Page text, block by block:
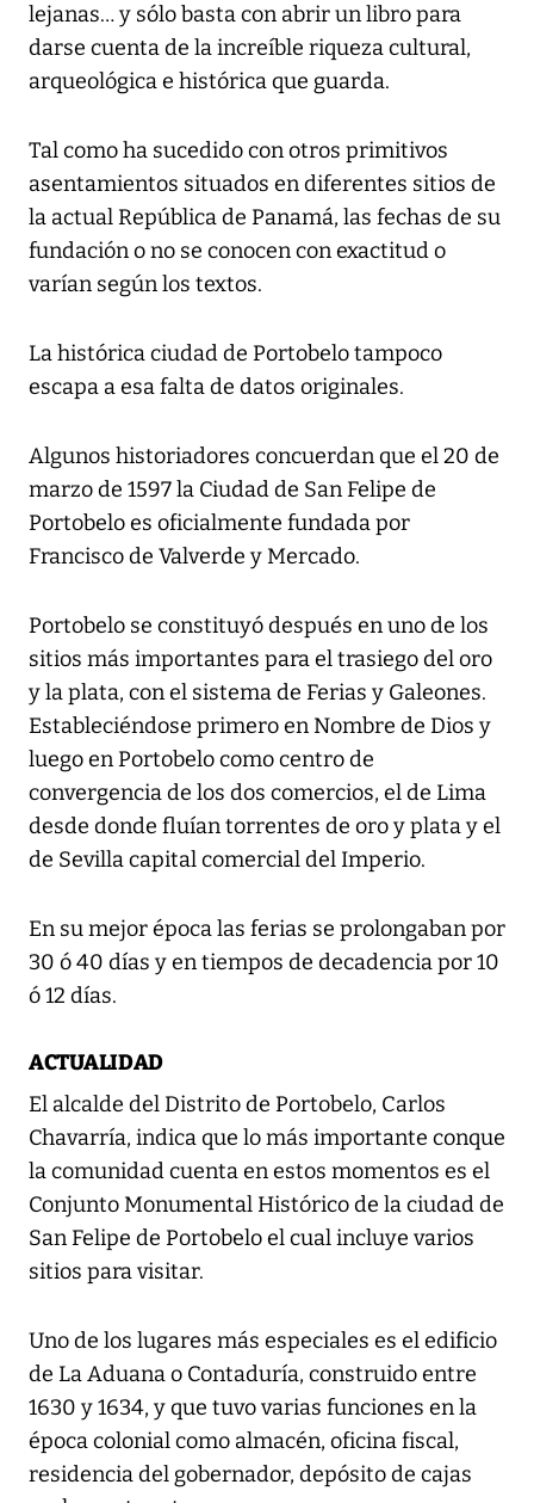
lejanas… y sólo basta con abrir un libro para
darse cuenta de la increíble riqueza cultural,
arqueológica e histórica que guarda.
Tal como ha sucedido con otros primitivos
asentamientos situados en diferentes sitios de
la actual República de Panamá, las fechas de su
fundación o no se conocen con exactitud o
varían según los textos.
La histórica ciudad de Portobelo tampoco
escapa a esa falta de datos originales.
Algunos historiadores concuerdan que el 20 de
marzo de 1597 la Ciudad de San Felipe de
Portobelo es oficialmente fundada por
Francisco de Valverde y Mercado.
Portobelo se constituyó después en uno de los
sitios más importantes para el trasiego del oro
y la plata, con el sistema de Ferias y Galeones.
Estableciéndose primero en Nombre de Dios y
luego en Portobelo como centro de
convergencia de los dos comercios, el de Lima
desde donde fluían torrentes de oro y plata y el
de Sevilla capital comercial del Imperio.
En su mejor época las ferias se prolongaban por
30 ó 40 días y en tiempos de decadencia por 10
ó 12 días.
ACTUALIDAD
El alcalde del Distrito de Portobelo, Carlos
Chavarría, indica que lo más importante conque
la comunidad cuenta en estos momentos es el
Conjunto Monumental Histórico de la ciudad de
San Felipe de Portobelo el cual incluye varios
sitios para visitar.
Uno de los lugares más especiales es el edificio
de La Aduana o Contaduría, construido entre
1630 y 1634, y que tuvo varias funciones en la
época colonial como almacén, oficina fiscal,
residencia del gobernador, depósito de cajas